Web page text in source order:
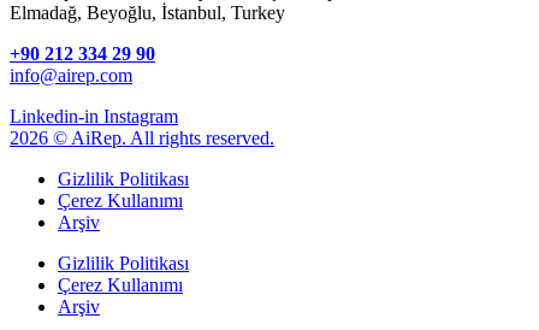
Elmadağ, Beyoğlu, İstanbul, Turkey
+90 212 334 29 90
info@airep.com
Linkedin-in Instagram
2026 © AiRep. All rights reserved.
Gizlilik Politikası
Çerez Kullanımı
Arşiv
Gizlilik Politikası
Çerez Kullanımı
Arşiv